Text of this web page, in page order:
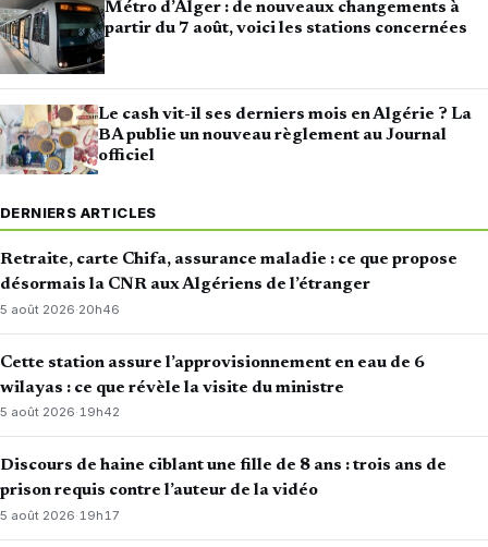
Métro d’Alger : de nouveaux changements à
partir du 7 août, voici les stations concernées
Le cash vit-il ses derniers mois en Algérie ? La
BA publie un nouveau règlement au Journal
officiel
DERNIERS ARTICLES
Retraite, carte Chifa, assurance maladie : ce que propose
désormais la CNR aux Algériens de l’étranger
5 août 2026·20h46
Cette station assure l’approvisionnement en eau de 6
wilayas : ce que révèle la visite du ministre
5 août 2026·19h42
Discours de haine ciblant une fille de 8 ans : trois ans de
prison requis contre l’auteur de la vidéo
5 août 2026· 19h17